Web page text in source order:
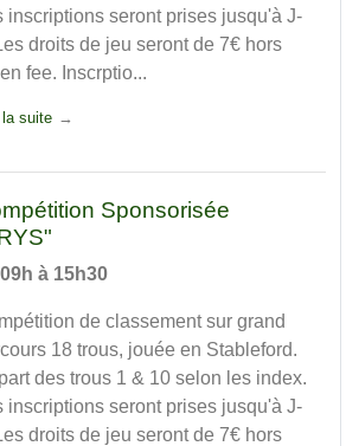
inscriptions seront prises jusqu'à J-
droits de jeu seront de 7€ hors
fee. Inscrptio...
la suite
Sponsorisée
à 15h30
de classement sur grand
18 trous, jouée en Stableford.
des trous 1 & 10 selon les index.
inscriptions seront prises jusqu'à J-
droits de jeu seront de 7€ hors